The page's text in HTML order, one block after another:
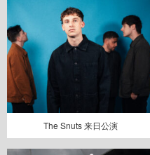
The Snuts 来日公演